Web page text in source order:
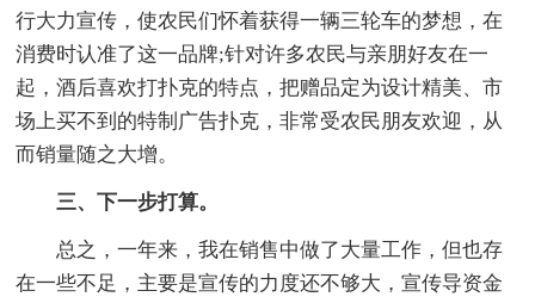
行大力宣传，使农民们怀着获得一辆三轮车的梦想，在
消费时认准了这一品牌;针对许多农民与亲朋好友在一
起，酒后喜欢打扑克的特点，把赠品定为设计精美、市
场上买不到的特制广告扑克，非常受农民朋友欢迎，从
而销量随之大增。
三、下一步打算。
总之，一年来，我在销售中做了大量工作，但也存
在一些不足，主要是宣传的力度还不够大，宣传导资金